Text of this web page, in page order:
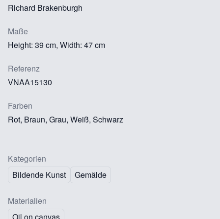
Richard Brakenburgh
Maße
Height: 39 cm, Width: 47 cm
Referenz
VNAA15130
Farben
Rot, Braun, Grau, Weiß, Schwarz
Kategorien
Bildende Kunst
Gemälde
Materialien
Oil on canvas